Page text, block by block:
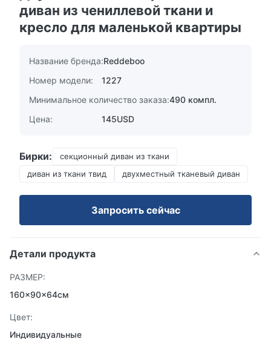
диван из чениллевой ткани и
кресло для маленькой квартиры
Название бренда:Reddeboo
Номер модели:
1227
Минимальное количество заказа:490 компл.
Цена:
145USD
Бирки:
секционный диван из ткани
диван из ткани твид
двухместный тканевый диван
Запросить сейчас
Детали продукта
РАЗМЕР:
160×90×64см
Цвет:
Индивидуальные